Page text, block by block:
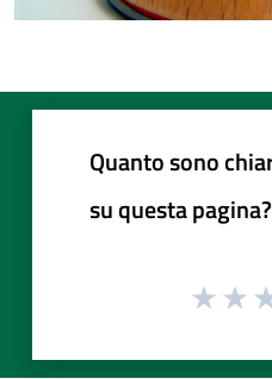
Quanto sono
su questa pagina?